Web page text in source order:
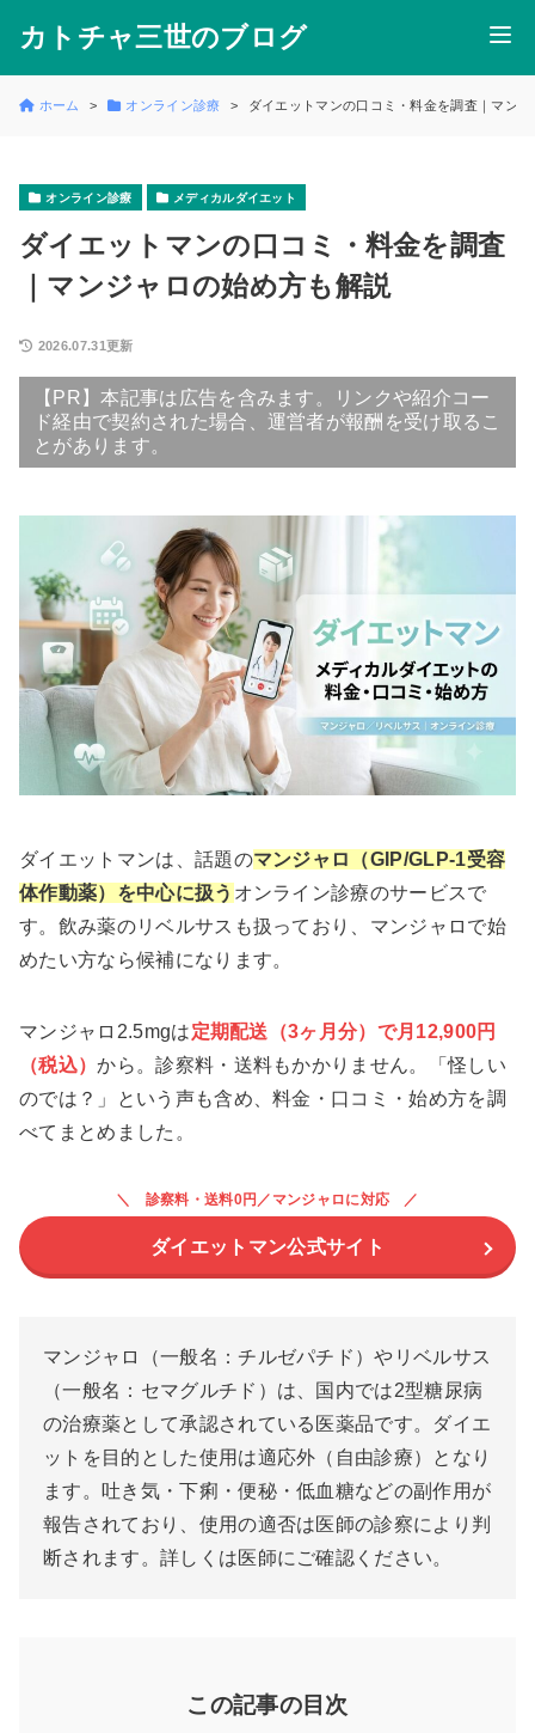
カトチャ三世のブログ
ホーム オンライン診療 ダイエットマンの口コミ・料金を調査｜マン
オンライン診療 メディカルダイエット
ダイエットマンの口コミ・料金を調査
｜マンジャロの始め方も解説
2026.07.31更新
【PR】本記事は広告を含みます。リンクや紹介コー
ド経由で契約された場合、運営者が報酬を受け取るこ
とがあります。
ダイエットマンは、話題のマンジャロ（GIP/GLP-1受容
体作動薬）を中心に扱う オンライン診療のサービスで
す。飲み薬のリベルサスも扱っており、マンジャロで始
めたい方なら候補になります。
マンジャロ2.5mgは定期配送（3ヶ月分）で月12,900円
（税込）から。診察料・送料もかかりません。「怪しい
のでは？」という声も含め、料金・口コミ・始め方を調
べてまとめました。
診察料・送料0円／マンジャロに対応
ダイエットマン公式サイト
マンジャロ（一般名：チルゼパチド）やリベルサス
（一般名：セマグルチド）は、国内では2型糖尿病
の治療薬として承認されている医薬品です。ダイエ
ットを目的とした使用は適応外（自由診療）となり
ます。吐き気・下痢・便秘・低血糖などの副作用が
報告されており、使用の適否は医師の診察により判
断されます。詳しくは医師にご確認ください。
この記事の目次